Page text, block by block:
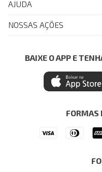
John John Club
Painel de Privacidade
Central de Preferências
Ética e Sustentabilidade
AJUDA
FAQ
Regulamentos
Seja um Revendedor
NOSSAS AÇÕES
Azul Fidelidade
Mastercard
Itau Personnalite
BAIXE O APP E
FORMAS